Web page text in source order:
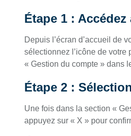
Étape 1 :
Depuis l’écran d’accueil de
sélectionnez l’icône de
« Gestion du compte » dans
Étape 2 :
Une fois dans la section «
appuyez sur « X » pour